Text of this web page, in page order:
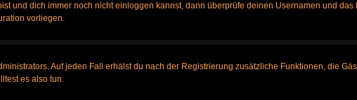
und dich immer noch nicht einloggen kannst, dann überprüfe deinen Usernamen und
vorliegen.
Auf jeden Fall erhälst du nach der Registrierung zusätzliche Funktionen, die
es also tun.